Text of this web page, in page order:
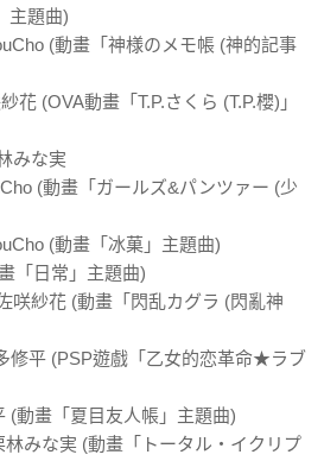
主題曲)
(動畫「神様のメモ帳 (神的記事
花 (OVA動畫「T.P.さくら (T.P.櫻)」
みな実
(動畫「ガールズ&パンツァー (少
(動畫「冰菓」主題曲)
「日常」主題曲)
咲紗花 (動畫「閃乱カグラ (閃亂神
修平 (PSP遊戲「乙女的恋革命★ラブ
(動畫「夏目友人帳」主題曲)
林みな実 (動畫「トータル・イクリプ